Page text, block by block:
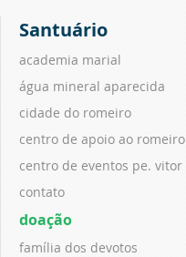
Santuário
academia marial
água mineral aparecida
cidade do romeiro
centro de apoio ao romeiro
centro de eventos pe. vitor
contato
doação
família dos devotos